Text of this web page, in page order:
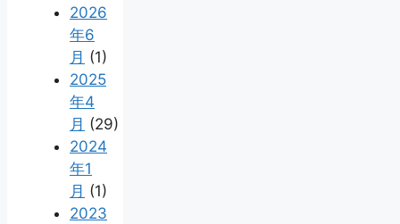
2026
年6
月 (1)
2025
年4
月 (29)
2024
年1
月 (1)
2023